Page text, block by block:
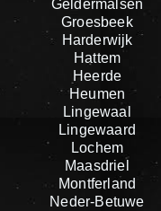
Geldermalsen
Groesbeek
Harderwijk
Hattem
Heerde
Heumen
Lingewaal
Lingewaard
Lochem
Maasdriel
Montferland
Neder-Betuwe